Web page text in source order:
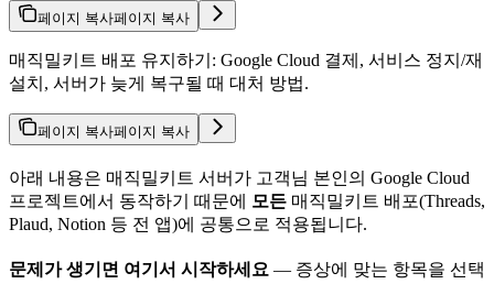
페이지 복사페이지 복사
매직밀키트 배포 유지하기: Google Cloud 결제, 서비스 정지/재
설치, 서버가 늦게 복구될 때 대처 방법.
페이지 복사페이지 복사
아래 내용은 매직밀키트 서버가 고객님 본인의 Google Cloud
프로젝트에서 동작하기 때문에 모든 매직밀키트 배포(Threads,
Plaud, Notion 등 전 앱)에 공통으로 적용됩니다.
문제가 생기면 여기서 시작하세요 — 증상에 맞는 항목을 선택